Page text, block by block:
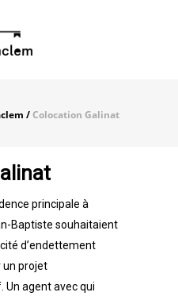
/ Colocation Galinat
principale à
Baptiste souhaitaient
d’endettement
un projet
Un agent avec qui